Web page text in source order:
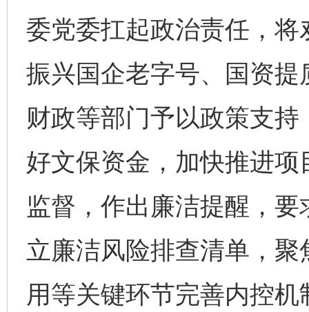
委党委扛起政治责任，
振兴国企老字号、国资
财政等部门予以政策支
好文保资金，加快推进
监督，作出廉洁提醒，
立廉洁风险排查清单，
用等关键环节完善内控